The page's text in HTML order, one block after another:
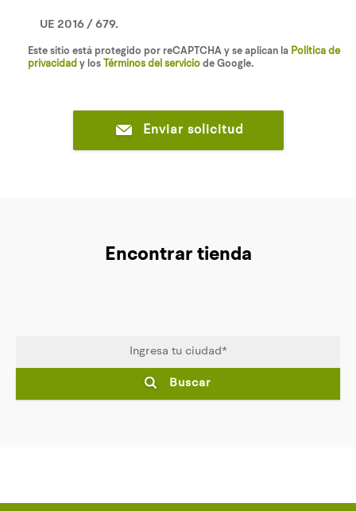
UE 2016 / 679.
Este sitio está protegido por reCAPTCHA y se aplican la Política de
privacidad y los Términos del servicio de Google.
Enviar solicitud
Encontrar tienda
Buscar